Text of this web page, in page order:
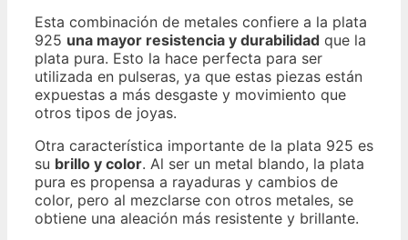
Esta combinación de metales confiere a la plata
925 una mayor resistencia y durabilidad que la
plata pura. Esto la hace perfecta para ser
utilizada en pulseras, ya que estas piezas están
expuestas a más desgaste y movimiento que
otros tipos de joyas.
Otra característica importante de la plata 925 es
su brillo y color. Al ser un metal blando, la plata
pura es propensa a rayaduras y cambios de
color, pero al mezclarse con otros metales, se
obtiene una aleación más resistente y brillante.